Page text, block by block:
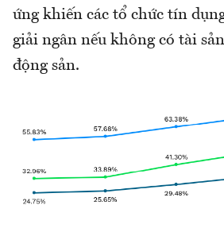
ứng khiến các tổ chức tín
giải ngân nếu không có tài
động sản.